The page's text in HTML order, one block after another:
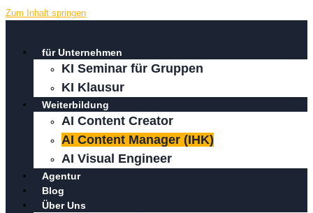
Zum Inhalt springen
für Unternehmen
KI Seminar für Gruppen
KI Klausur
Weiterbildung
AI Content Creator
AI Content Manager (IHK)
AI Visual Engineer
Agentur
Blog
Über Uns